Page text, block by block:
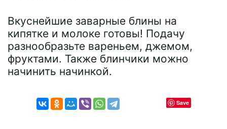
Вкуснейшие заварные блины на
кипятке и молоке готовы! Подачу
разнообразьте вареньем, джемом,
фруктами. Также блинчики можно
начинить начинкой.
Save